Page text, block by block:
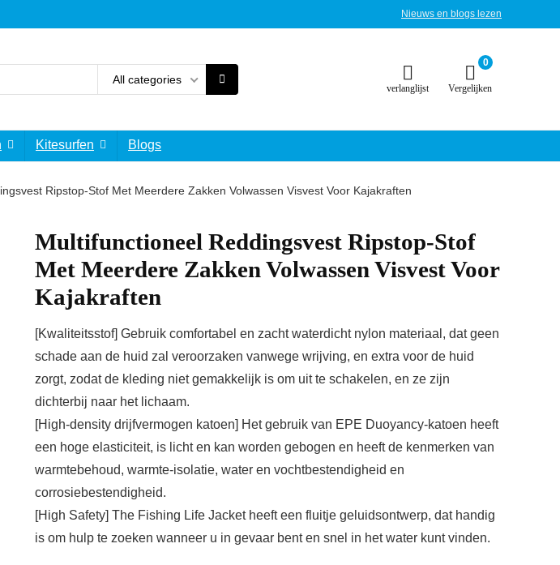
Nieuws en blogs lezen
All categories
verlanglijst
0
Vergelijken
Kitesurfen Blogs
Ripstop-Stof Met Meerdere Zakken Volwassen Visvest Voor Kajakraften
Multifunctioneel Reddingsvest Ripstop-Stof
Met Meerdere Zakken Volwassen Visvest Voor
Kajakraften
[Kwaliteitsstof] Gebruik comfortabel en zacht waterdicht nylon materiaal, dat geen
schade aan de huid zal veroorzaken vanwege wrijving, en extra voor de huid
zorgt, zodat de kleding niet gemakkelijk is om uit te schakelen, en ze zijn
dichterbij naar het lichaam.
[High-density drijfvermogen katoen] Het gebruik van EPE Duoyancy-katoen heeft
een hoge elasticiteit, is licht en kan worden gebogen en heeft de kenmerken van
warmtebehoud, warmte-isolatie, water en vochtbestendigheid en
corrosiebestendigheid.
[High Safety] The Fishing Life Jacket heeft een fluitje geluidsontwerp, dat handig
is om hulp te zoeken wanneer u in gevaar bent en snel in het water kunt vinden.